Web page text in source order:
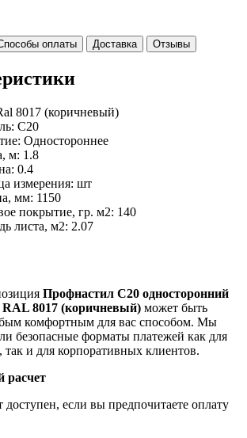
оплаты Доставка Отзывы
8017 (коричневый)
С20
Одностороннее
м: 1.8
0.4
измерения: шт
мм: 1150
покрытие, гр. м2: 140
листа, м2: 2.07
Профнастил С20 односторонний
8017 (коричневый) может быть
комфортным для вас способом. Мы
безопасные форматы платежей как для
так и для корпоративных клиентов.
расчет
доступен, если вы предпочитаете оплату